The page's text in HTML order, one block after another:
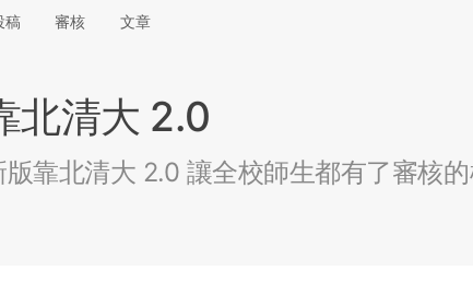
稿 審核 文章
北清大 2.0
版靠北清大 2.0 讓全校師生都有了審核